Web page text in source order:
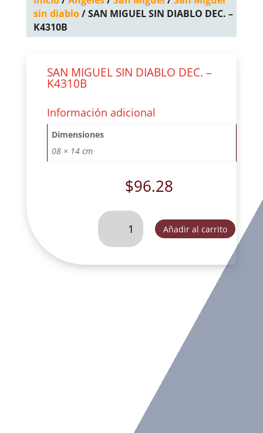
sin diablo/ SAN MIGUEL SIN DIABLO DEC. –
K4310B
SAN MIGUEL SIN DIABLO DEC. –
K4310B
Información adicional
Dimensiones
08 × 14 cm
$96.28
SAN
SIN
DEC.
Añadir al carrito